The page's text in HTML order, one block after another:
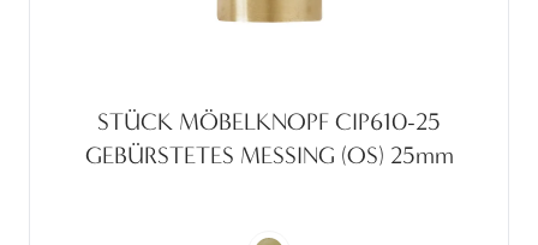
STÜCK MÖBELKNOPF CIP610-25
GEBÜRSTETES MESSING (OS) 25mm